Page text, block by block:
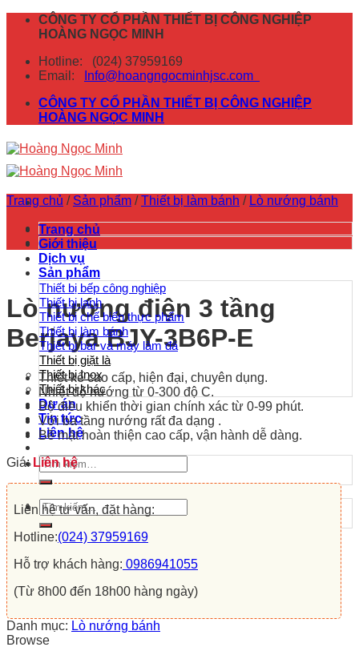
Skip
CÔNG TY CỔ PHẦN THIẾT BỊ CÔNG NGHIỆP
HOÀNG NGỌC MINH
Hotline: (024) 37959169
Email:
Info@hoangngocminhjsc.com
CÔNG TY CỔ PHẦN THIẾT BỊ CÔNG NGHIỆP
HOÀNG NGỌC MINH
Trang chủ
Giới thiệu
Dịch vụ
Sản phẩm
Thiết bị bếp công nghiệp
Thiết bị lạnh
Thiết bị chế biến thực phẩm
Thiết bị làm bánh
Thiết bị bar và máy làm đá
Thiết bị giặt là
Thiết bị Inox
Thiết bị khác
Dự án
Tin tức
Liên hệ
Tìm
kiếm:
Tìm
kiếm:
Trang chủ / Sản phẩm / Thiết bị làm bánh / Lò nướng bánh
Lò nướng điện 3 tầng
Berjaya BJY-3B6P-E
Thiết kế cao cấp, hiện đại, chuyên dụng.
Nhiệt độ nướng từ 0-300 độ C.
Bộ điều khiển thời gian chính xác từ 0-99 phút.
Với ba tầng nướng rất đa dạng .
Bề mặt hoàn thiện cao cấp, vận hành dễ dàng.
Giá: Liên hệ
Liên hệ tư vấn, đặt hàng:
Hotline:(024) 37959169
Hỗ trợ khách hàng: 0986941055
(Từ 8h00 đến 18h00 hàng ngày)
Danh mục: Lò nướng bánh
Browse